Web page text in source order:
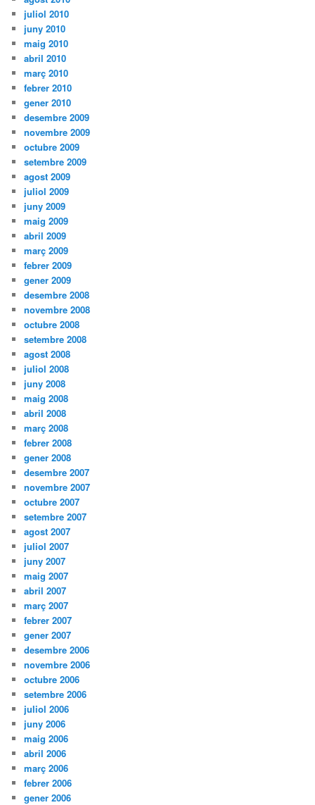
juliol 2010
juny 2010
maig 2010
abril 2010
març 2010
febrer 2010
gener 2010
desembre 2009
novembre 2009
octubre 2009
setembre 2009
agost 2009
juliol 2009
juny 2009
maig 2009
abril 2009
març 2009
febrer 2009
gener 2009
desembre 2008
novembre 2008
octubre 2008
setembre 2008
agost 2008
juliol 2008
juny 2008
maig 2008
abril 2008
març 2008
febrer 2008
gener 2008
desembre 2007
novembre 2007
octubre 2007
setembre 2007
agost 2007
juliol 2007
juny 2007
maig 2007
abril 2007
març 2007
febrer 2007
gener 2007
desembre 2006
novembre 2006
octubre 2006
setembre 2006
juliol 2006
juny 2006
maig 2006
abril 2006
març 2006
febrer 2006
gener 2006